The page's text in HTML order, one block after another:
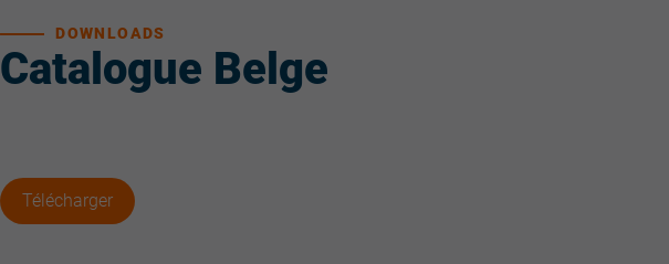
Catalogue Belge
DOWNLOADS
Télécharger